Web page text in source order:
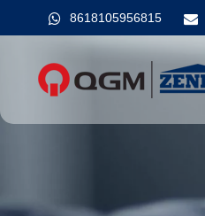
8618105956815